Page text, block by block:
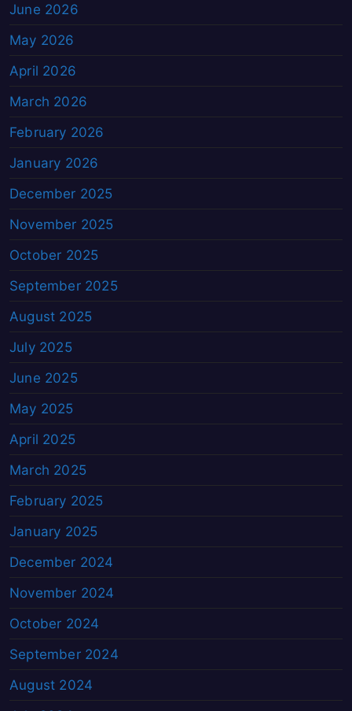
June 2026
May 2026
April 2026
March 2026
February 2026
January 2026
December 2025
November 2025
October 2025
September 2025
August 2025
July 2025
June 2025
May 2025
April 2025
March 2025
February 2025
January 2025
December 2024
November 2024
October 2024
September 2024
August 2024